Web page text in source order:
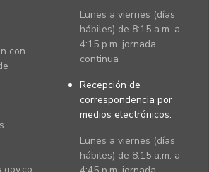
con
Lunes a viernes (días
hábiles) de 8:15 a.m. a
4:15 p.m. jornada
continua
Recepción de
correspondencia por
medios electrónicos:
Lunes a viernes (días
hábiles) de 8:15 a.m. a